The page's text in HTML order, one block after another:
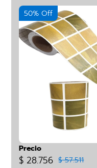
50% Off
Precio
$ 28.756 $ 57.511